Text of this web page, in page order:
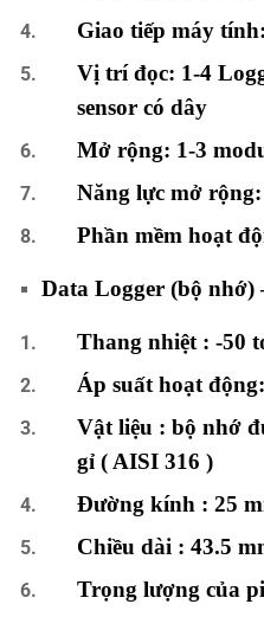
Giao tiếp máy
Vị trí đọc: 1-4
sensor có dây
Mở rộng: 1-3
Năng lực mở
Phần mềm hoạt
Data Logger (bộ nhớ)
Thang nhiệt : -50
Áp suất hoạt
Vật liệu : bộ nhớ
gỉ ( AISI 316 )
Đường kính : 25
Chiều dài : 43.5
Trọng lượng của